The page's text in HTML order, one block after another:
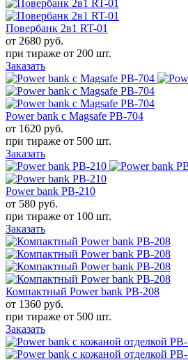
Повербанк 2в1 RT-01
от 2680 руб.
при тираже от 200 шт.
Заказать
Power bank с Magsafe PB-704
от 1620 руб.
при тираже от 500 шт.
Заказать
Power bank PB-210
от 580 руб.
при тираже от 100 шт.
Заказать
Компактный Power bank PB-208
от 1360 руб.
при тираже от 500 шт.
Заказать